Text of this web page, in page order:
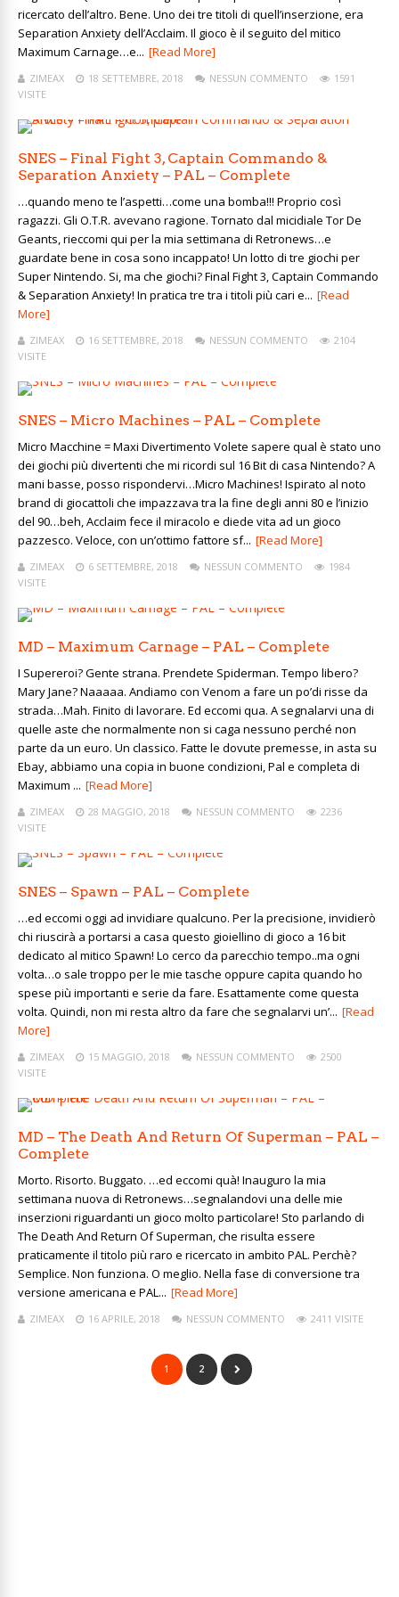
ricercato dell’altro. Bene. Uno dei tre titoli di quell’inserzione, era
Separation Anxiety dell’Acclaim. Il gioco è il seguito del mitico
Maximum Carnage…e... [Read More]
ZIMEAX 18 SETTEMBRE, 2018 NESSUN COMMENTO
1591
VISITE
SNES – Final Fight 3, Captain Commando &
Separation Anxiety – PAL – Complete
…quando meno te l’aspetti…come una bomba!!! Proprio così
ragazzi. Gli O.T.R. avevano ragione. Tornato dal micidiale Tor De
Geants, rieccomi qui per la mia settimana di Retronews…e
guardate bene in cosa sono incappato! Un lotto di tre giochi per
Super Nintendo. Si, ma che giochi? Final Fight 3, Captain Commando
& Separation Anxiety! In pratica tre tra i titoli più cari e... [Read
More]
ZIMEAX 16 SETTEMBRE, 2018 NESSUN COMMENTO
2104
VISITE
SNES – Micro Machines – PAL – Complete
Micro Macchine = Maxi Divertimento Volete sapere qual è stato uno
dei giochi più divertenti che mi ricordi sul 16 Bit di casa Nintendo? A
mani basse, posso rispondervi…Micro Machines! Ispirato al noto
brand di giocattoli che impazzava tra la fine degli anni 80 e l’inizio
del 90…beh, Acclaim fece il miracolo e diede vita ad un gioco
pazzesco. Veloce, con un’ottimo fattore sf... [Read More]
ZIMEAX 6 SETTEMBRE, 2018 NESSUN COMMENTO
1984
VISITE
MD – Maximum Carnage – PAL – Complete
I Supereroi? Gente strana. Prendete Spiderman. Tempo libero?
Mary Jane? Naaaaa. Andiamo con Venom a fare un po’di risse da
strada…Mah. Finito di lavorare. Ed eccomi qua. A segnalarvi una di
quelle aste che normalmente non si caga nessuno perché non
parte da un euro. Un classico. Fatte le dovute premesse, in asta su
Ebay, abbiamo una copia in buone condizioni, Pal e completa di
Maximum ... [Read More]
ZIMEAX 28 MAGGIO, 2018 NESSUN COMMENTO
2236
VISITE
SNES – Spawn – PAL – Complete
…ed eccomi oggi ad invidiare qualcuno. Per la precisione, invidierò
chi riuscirà a portarsi a casa questo gioiellino di gioco a 16 bit
dedicato al mitico Spawn! Lo cerco da parecchio tempo..ma ogni
volta…o sale troppo per le mie tasche oppure capita quando ho
spese più importanti e serie da fare. Esattamente come questa
volta. Quindi, non mi resta altro da fare che segnalarvi un’... [Read
More]
ZIMEAX 15 MAGGIO, 2018 NESSUN COMMENTO
2500
VISITE
MD – The Death And Return Of Superman – PAL –
Complete
Morto. Risorto. Buggato. …ed eccomi quà! Inauguro la mia
settimana nuova di Retronews…segnalandovi una delle mie
inserzioni riguardanti un gioco molto particolare! Sto parlando di
The Death And Return Of Superman, che risulta essere
praticamente il titolo più raro e ricercato in ambito PAL. Perchè?
Semplice. Non funziona. O meglio. Nella fase di conversione tra
versione americana e PAL... [Read More]
ZIMEAX 16 APRILE, 2018 NESSUN COMMENTO 2411 VISITE
1 2